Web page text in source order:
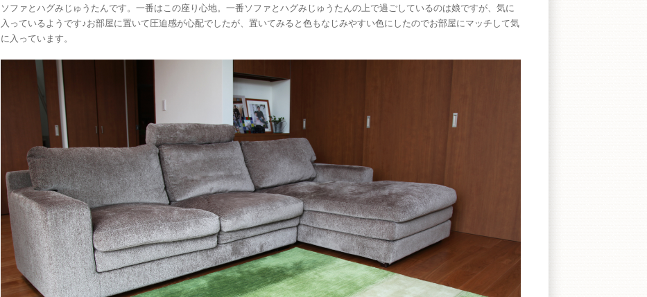
ソファとハグみじゅうたんです。一番はこの座り心地。一番ソファとハグみじゅうたんの上で過ごしているのは娘ですが、気に
入っているようです♪お部屋に置いて圧迫感が心配でしたが、置いてみると色もなじみやすい色にしたのでお部屋にマッチして気
に入っています。